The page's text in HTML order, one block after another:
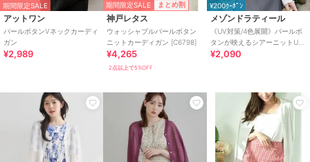
期間限定SALE
アットワン
パールボタンVネックカーディ
ガン
¥2,989
期間限定SALE まとめ割
神戸レタス
ウォッシャブルパールボタン
ニットカーディガン [C6798]
¥4,265
2点以上で5%OFF
¥200ｸｰﾎﾟﾝ
メゾンドラティール
《UV対策/4色展開》パールボ
タンが映えるシアーニットUV
カットカーデ 【快適さも叶え
¥2,090